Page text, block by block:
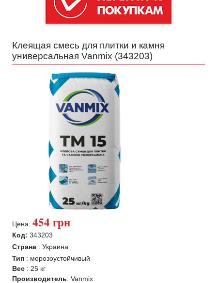
Клеящая смесь для плитки и камня
универсальная Vanmix (343203)
Цена: 454 грн
Код: 343203
Страна : Украина
Тип : морозоустойчивый
Вес : 25 кг
Производитель: Vanmix